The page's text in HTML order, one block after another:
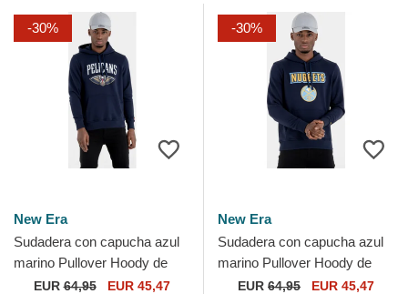
-30%
New Era
Sudadera con capucha azul
marino Pullover Hoody de
New Orleans Pelicans NBA
EUR64,95 EUR 45,47
-30%
New Era
Sudadera con capucha azul
marino Pullover Hoody de
Denver Nuggets NBA de
EUR 64,95 EUR 45,47